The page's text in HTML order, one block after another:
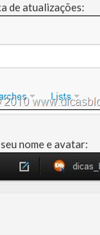
de atualizações:
nome e avatar: